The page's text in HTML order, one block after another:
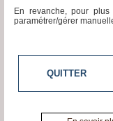
tvlocale.fr
Contactez-nous
En revanche, pour
paramétrer/gérer
QUITTER